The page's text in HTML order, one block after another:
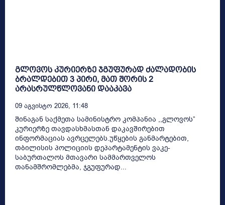
გლოვოს კურიერზე ჯგუფურად ძალადობის
ბრალდებით 3 პირი, მათ შორის 2
არასრულწლოვანი დააკავა
09 Აგვისტო 2026, 11:48
შინაგან საქმეთა სამინისტრო კომპანია ,,გლოვოს”
კურიერზე თავდასხმასთან დაკავშირებით
ინფორმაციას ავრცელებს.უწყების განმარტებით,
თბილისის პოლიციის დეპარტამენტის ვაკე-
საბურთალოს მთავარი სამმართველოს
თანამშრომლებმა, ჯგუფურად...